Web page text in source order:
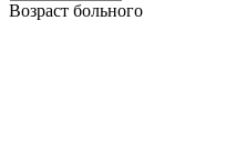
Возраст больного